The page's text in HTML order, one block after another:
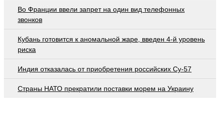
Во Франции ввели запрет на один вид телефонных
звонков
Кубань готовится к аномальной жаре, введен 4-й уровень
риска
Индия отказалась от приобретения российских Су-57
Страны НАТО прекратили поставки морем на Украину